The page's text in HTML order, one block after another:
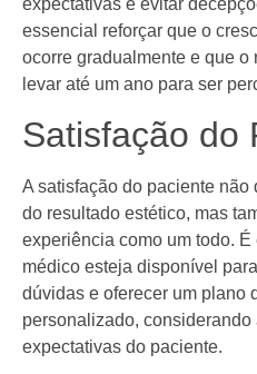
expectativas e evitar
essencial reforçar que o
ocorre gradualmente e que o
levar até um ano para ser
Satisfação do
A satisfação do paciente não
do resultado estético, mas
experiência como um todo.
médico esteja disponível
dúvidas e oferecer um plano
personalizado,
expectativas do paciente.